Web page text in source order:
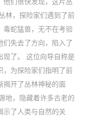
他们很快发现，这片丛
林，探险家们遇到了前
毒蛇猛兽，无不在考验
们失去了方向，陷入了
现了。 这位向导自称是
，为探险家们指明了前
揭开了丛林神秘的面
地，隐藏着许多古老的
示了人类与自然的关